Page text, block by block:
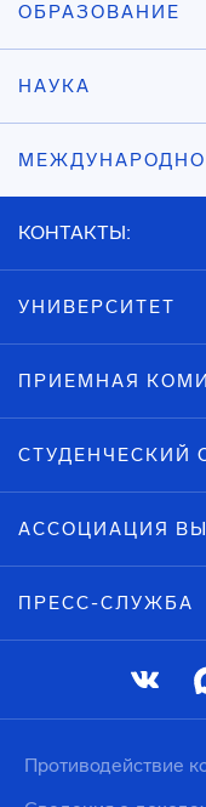
ОБРАЗОВАНИЕ
НАУКА
КОНТАКТЫ:
УНИВЕРСИТЕТ
ПРИЕМНАЯ
СТУДЕНЧЕСКИЙ
АССОЦИАЦИЯ
ПРЕСС-СЛУЖБА
Противодействие